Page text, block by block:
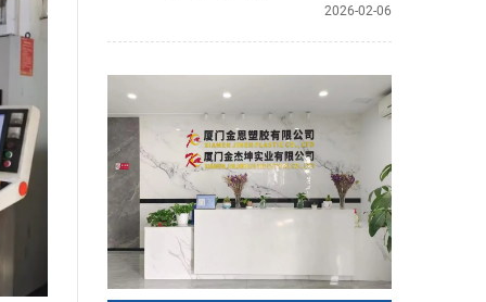
2026-02-06